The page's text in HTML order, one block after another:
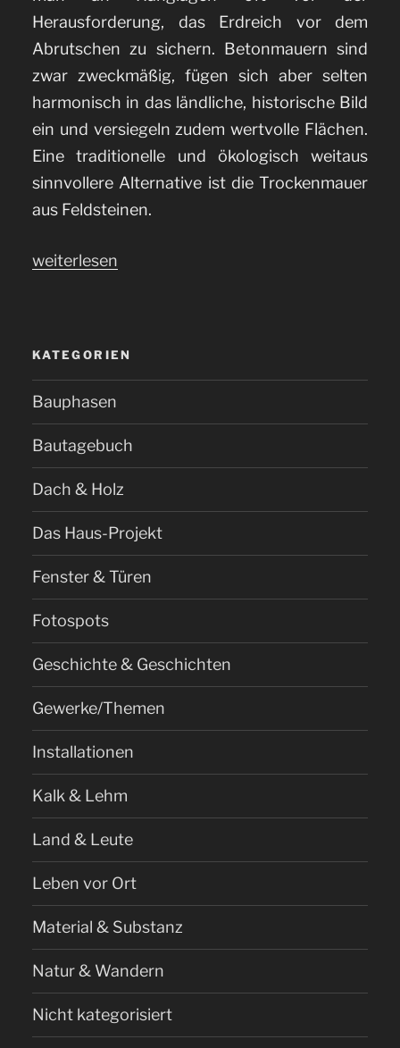
Herausforderung, das Erdreich vor dem
Abrutschen zu sichern. Betonmauern sind
zwar zweckmäßig, fügen sich aber selten
harmonisch in das ländliche, historische Bild
ein und versiegeln zudem wertvolle Flächen.
Eine traditionelle und ökologisch weitaus
sinnvollere Alternative ist die Trockenmauer
aus Feldsteinen.
„Die
weiterlesen
KATEGORIEN
Bauphasen
Bautagebuch
Dach & Holz
Das Haus-Projekt
Fenster & Türen
Fotospots
Geschichte & Geschichten
Gewerke/Themen
Installationen
Kalk & Lehm
Land & Leute
Leben vor Ort
Material & Substanz
Natur & Wandern
Nicht kategorisiert